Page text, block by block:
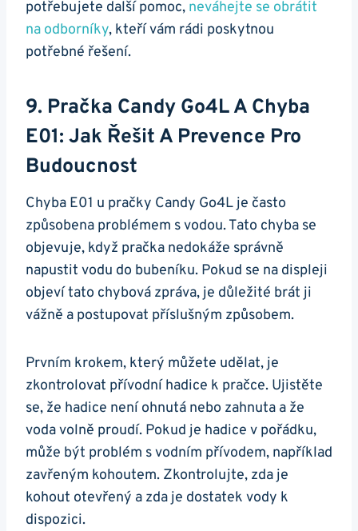
‌potřebujete další pomoc, neváhejte⁤ se ⁣obrátit
na odborníky, kteří vám rádi poskytnou
potřebné řešení.
9. Pračka Candy Go4L A Chyba
E01: Jak⁤ Řešit A⁢ Prevence Pro
Budoucnost
Chyba E01 u ⁢pračky Candy Go4L je často‌
způsobena problémem s​ vodou. Tato ‌chyba se
objevuje,⁤ když pračka nedokáže⁢ správně
napustit vodu​ do​ bubeníku. ​Pokud se‌ na ‍displeji
objeví tato ⁣chybová zpráva, je důležité⁣ brát ji
⁣vážně a⁣ postupovat příslušným způsobem.
Prvním krokem, který můžete udělat, je
zkontrolovat přívodní hadice‌ k pračce. ‍Ujistěte
se,⁣ že hadice není ohnutá nebo zahnuta a ​že⁤
voda volně proudí. Pokud⁢ je hadice v⁤ pořádku,
může být problém s ⁣vodním‍ přívodem, například
‌zavřeným kohoutem. Zkontrolujte, ​zda je
‌kohout otevřený a​ zda ⁢je dostatek‌ vody‌ k
dispozici.